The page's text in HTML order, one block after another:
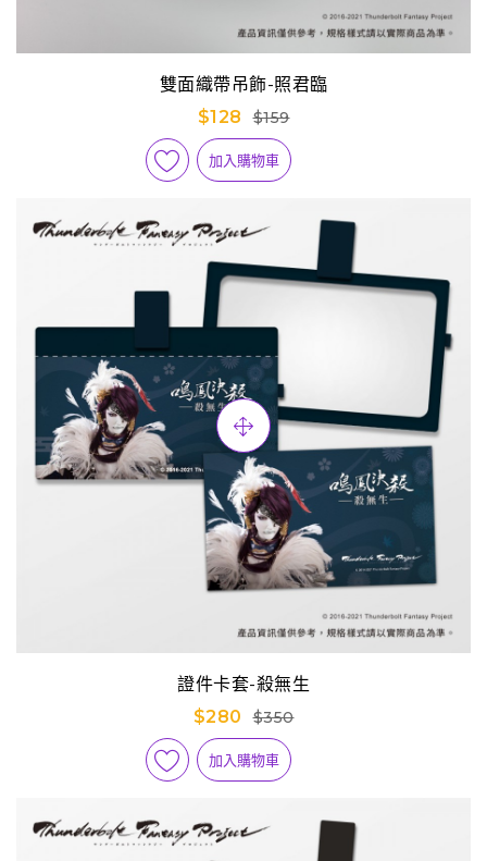
雙面織帶吊飾-照君臨
$128
$159
加入購物車
證件卡套-殺無生
$280
$350
加入購物車